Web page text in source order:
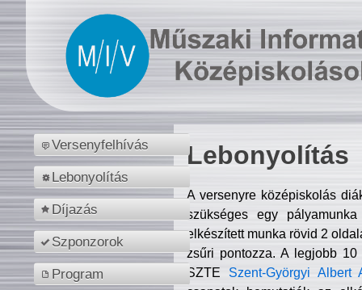
Versenyfelhívás
Lebonyolítás
Díjazás
Szponzorok
Program
Lebonyolítás
A versenyre középiskolás
szükséges egy
elkészített munka rövid 2
zsűri pontozza. A legjobb
SZTE Szent-Györgyi Albert